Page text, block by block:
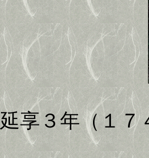
延享３年（１７